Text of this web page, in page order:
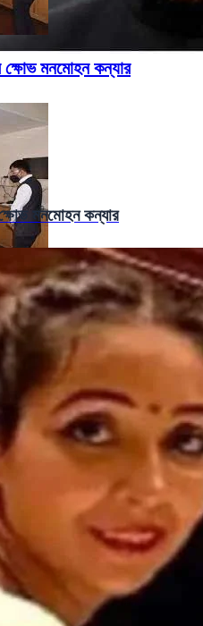
ক্ষোভ মনমোহন কন্যার
ক্ষোভ মনমোহন কন্যার